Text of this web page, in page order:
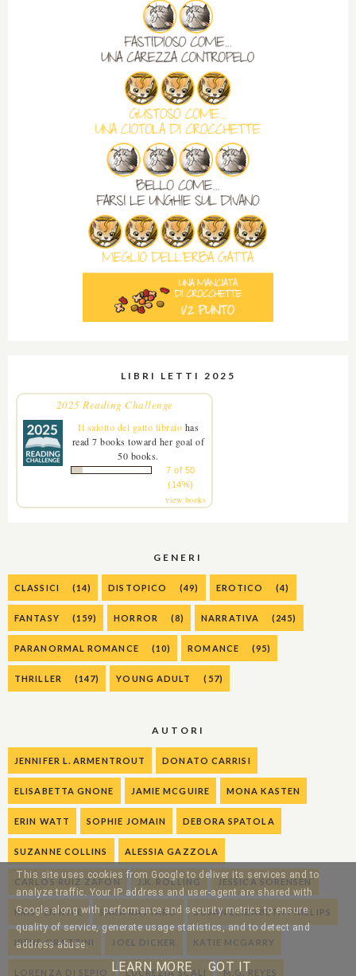
LIBRI LETTI 2025
2025 Reading Challenge
Il salotto del gatto libraio has
read 7 books toward her goal of
50 books.
7 of 50
(14%)
view books
GENERI
CLASSICI (14) DISTOPICO (49) EROTICO (4)
FANTASY (159) HORROR (8) NARRATIVA (245)
PARANORMAL ROMANCE (10) ROMANCE (95)
THRILLER (147) YOUNG ADULT (57)
AUTORI
JENNIFER L. ARMENTROUT DONATO CARRISI
ELISABETTA GNONE JAMIE MCGUIRE MONA KASTEN
ERIN WATT SOPHIE JOMAIN DEBORA SPATOLA
SUZANNE COLLINS ALESSIA GAZZOLA
CARLOS RUIZ ZAFON J.K. ROLLING JESSICA SORENSEN
KRISTEN KYLE SARA RATTARO SUSAN ELIZABETH PHILLIPS
IRENE GRAZZINI JOEL DICKER KATIE MCGARRY
LORENZA DI SEPIO LUCREZIA SCALI M.G. REYES
This site uses cookies from Google to deliver its services and to
analyze traffic. Your IP address and user-agent are shared with
Google along with performance and security metrics to ensure
quality of service, generate usage statistics, and to detect and
address abuse.
LEARN MORE GOT IT